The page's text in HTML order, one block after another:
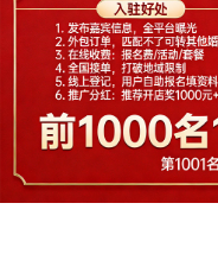
广州 贵阳